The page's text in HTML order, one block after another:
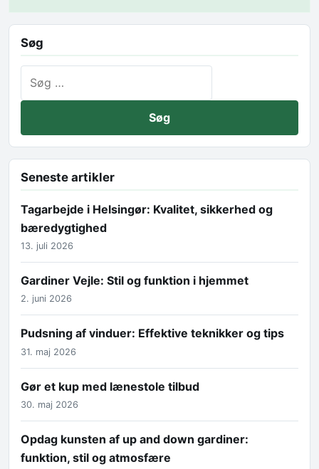
Søg
Seneste artikler
Tagarbejde i Helsingør: Kvalitet, sikkerhed og
bæredygtighed
13. juli 2026
Gardiner Vejle: Stil og funktion i hjemmet
2. juni 2026
Pudsning af vinduer: Effektive teknikker og tips
31. maj 2026
Gør et kup med lænestole tilbud
30. maj 2026
Opdag kunsten af up and down gardiner:
funktion, stil og atmosfære